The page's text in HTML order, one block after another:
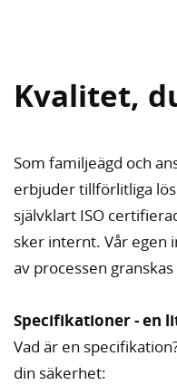
Kvalitet,
Som familjeägd och
erbjuder tillförlitliga
självklart ISO
sker internt. Vår egen
av processen
Specifikationer - en
Vad är en
din säkerhet: